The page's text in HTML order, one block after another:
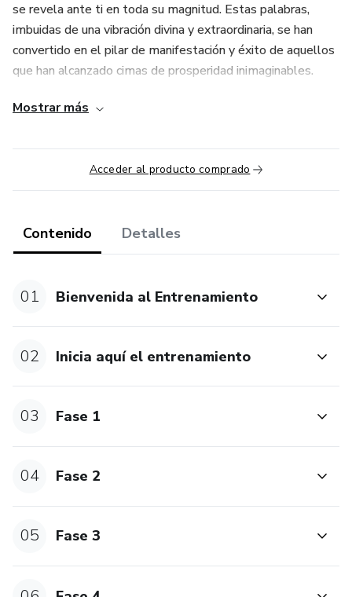
se revela ante ti en toda su magnitud. Estas palabras,
imbuidas de una vibración divina y extraordinaria, se han
convertido en el pilar de manifestación y éxito de aquellos
que han alcanzado cimas de prosperidad inimaginables.
Prepárate para embarcarte en un viaje revelador, donde
puertas a universos de oportunidades y posibilidades sin
fin. Las palabras divinas sin censura te esperan, listas para
desatar en tu vida una ola de manifestaciones grandiosas
Mostrar más
Acceder al producto comprado
Contenido Detalles
01 Bienvenida al Entrenamiento
02 Inicia aquí el entrenamiento
03 Fase 1
04 Fase 2
05 Fase 3